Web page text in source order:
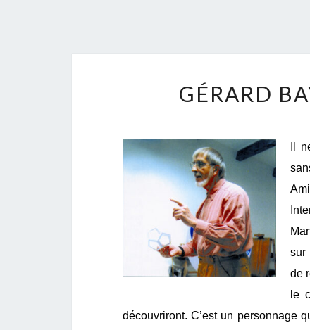
GÉRARD
Il
sur
de
le
découvriront. C’est un personnage